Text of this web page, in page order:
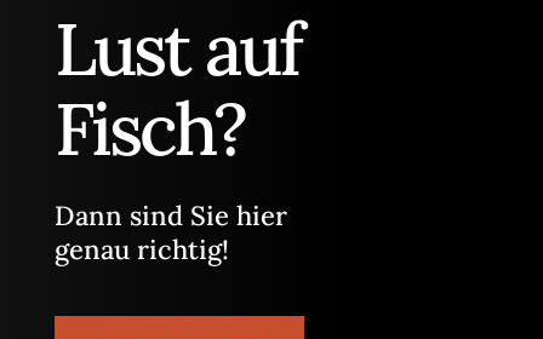
Lust auf
Fisch?
Dann sind Sie hier
genau richtig!